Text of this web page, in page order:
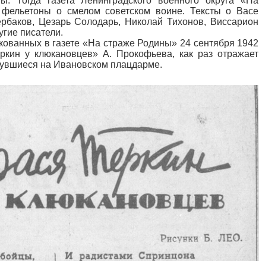
о смелом советском воине. Тексты о Васе
Цезарь Солодарь, Николай Тихонов, Виссарион
писатели.
в газете «На страже Родины» 24 сентября 1942
у клюкановцев» А. Прокофьева, как раз отражает
на Ивановском плацдарме.